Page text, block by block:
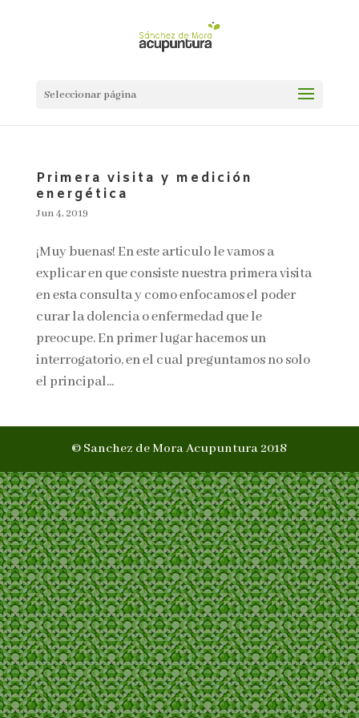
Seleccionar página
Primera visita y medición
energética
Jun 4, 2019
¡Muy buenas! En este articulo le vamos a
explicar en que consiste nuestra primera visita
en esta consulta y como enfocamos el poder
curar la dolencia o enfermedad que le
preocupe. En primer lugar hacemos un
interrogatorio, en el cual preguntamos no solo
el principal...
© Sanchez de Mora Acupuntura 2018